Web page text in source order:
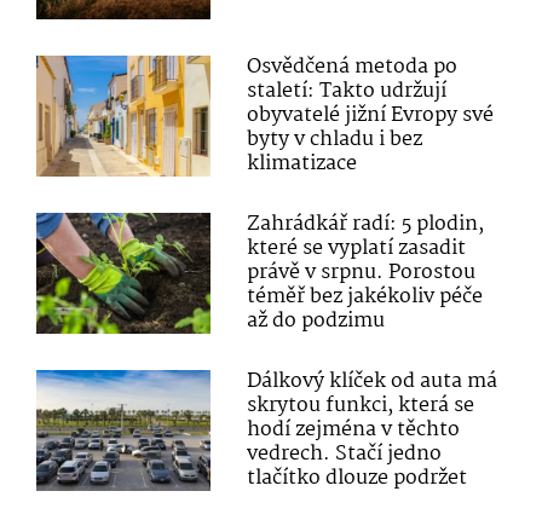
Osvědčená metoda po
staletí: Takto udržují
obyvatelé jižní Evropy své
byty v chladu i bez
klimatizace
Zahrádkář radí: 5 plodin,
které se vyplatí zasadit
právě v srpnu. Porostou
téměř bez jakékoliv péče
až do podzimu
Dálkový klíček od auta má
skrytou funkci, která se
hodí zejména v těchto
vedrech. Stačí jedno
tlačítko dlouze podržet